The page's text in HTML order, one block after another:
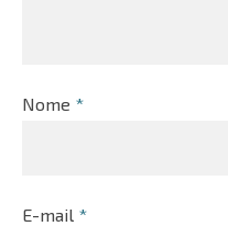
Nome *
E-mail *